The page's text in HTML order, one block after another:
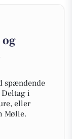
spændende
i
eller
Mølle.